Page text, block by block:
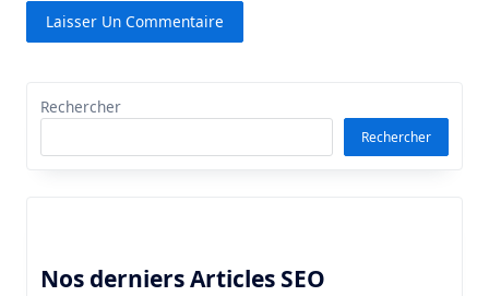
Rechercher
Rechercher
Nos derniers Articles SEO